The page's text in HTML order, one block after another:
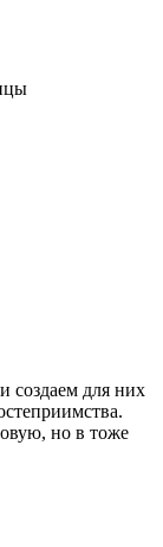
создаем для них
но в тоже